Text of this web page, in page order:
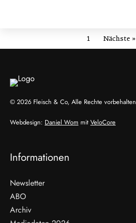
1 Nächste »
© 2026 Fleisch & Co, Alle Rechte vorbehalten
Webdesign: Daniel Wom mit VeloCore
Informationen
Newsletter
ABO
Archiv